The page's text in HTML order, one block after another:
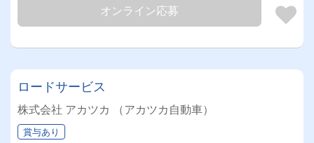
オンライン応募
ロードサービス
株式会社 アカツカ （アカツカ自動車）
賞与あり